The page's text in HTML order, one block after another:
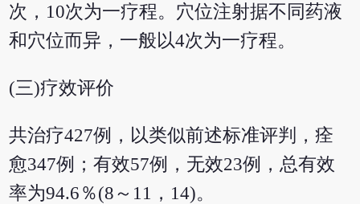
次，10次为一疗程。穴位注射据不同药液
和穴位而异，一般以4次为一疗程。
(三)疗效评价
共治疗427例，以类似前述标准评判，痊
愈347例；有效57例，无效23例，总有效
率为94.6％(8～11，14)。